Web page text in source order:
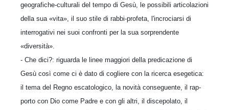
geografiche-culturali del tempo di Gesù, le possibili articolazioni
della sua «vita», il suo stile di rabbi-profeta, l'incro­ciarsi di
interrogativi nei suoi confronti per la sua sorprendente
«diversità».
- Che dici?: riguarda le linee maggiori della predicazione di
Gesù così come ci è dato di cogliere con la ricerca esegetica:
il tema del Regno escatologico, la novità conseguente, il rap­
porto con Dio come Padre e con gli altri, il di­scepolato, il